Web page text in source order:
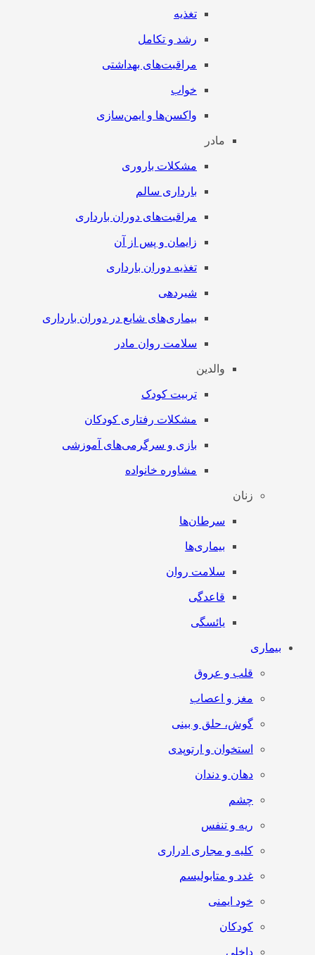
تغذیه
رشد و تکامل
مراقبت‌های بهداشتی
خواب
واکسن‌ها و ایمن‌سازی
مادر
مشکلات باروری
بارداری سالم
مراقبت‌های دوران بارداری
زایمان و پس از آن
تغذیه دوران بارداری
شیردهی
بیماری‌های شایع در دوران بارداری
سلامت روان مادر
والدین
تربیت کودک
مشکلات رفتاری کودکان
بازی و سرگرمی‌های آموزشی
مشاوره خانواده
زنان
سرطان‌‌ها
بیماری‌ها
سلامت روان
قاعدگی
یائسگی
بیماری
قلب و عروق
مغز و اعصاب
گوش، حلق و بینی
استخوان و ارتوپدی
دهان و دندان
چشم
ریه و تنفس
کلیه و مجاری ادراری
غدد و متابولیسم
خود ایمنی
کودکان
داخلی